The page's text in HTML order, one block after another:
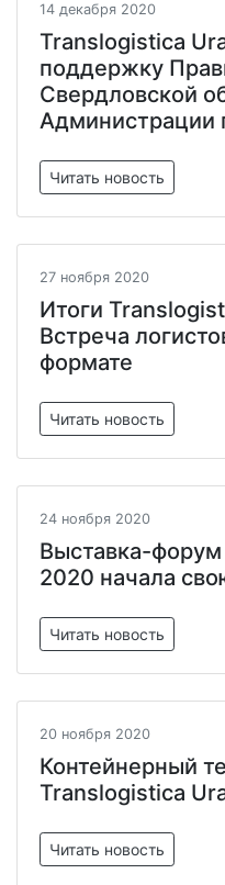
14 декабря 2020
Translogistica
поддержку
Свердловской
Администрации
Читать новость
27 ноября 2020
Итоги
Встреча
формате
Читать новость
24 ноября 2020
Выставка-
2020 начала
Читать новость
20 ноября 2020
Контейнерный
Translogistica
Читать новость